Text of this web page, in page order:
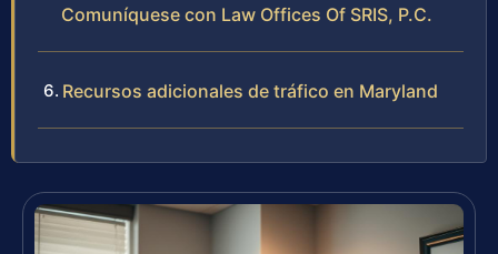
Comuníquese con Law Offices Of SRIS, P.C.
Recursos adicionales de tráfico en Maryland